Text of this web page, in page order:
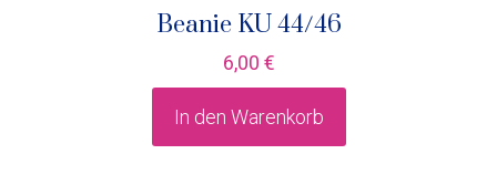
Beanie KU 44/46
6,00 €
In den Warenkorb